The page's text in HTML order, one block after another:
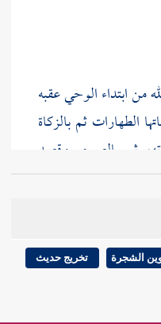
من ابتداء الوحي عقبه
الطهارات ثم بالزكاة
ثم بالصوم. وقصد
ابن عمرهذا الذي
"الصحيح" تقديم
(ك. ت. ب) في جميع
الشجرة تخريج حديث